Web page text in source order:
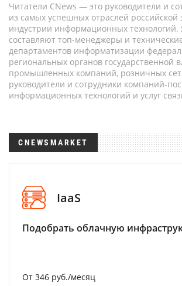
Читатели CNews — это руководители и
из самых успешных отраслей российской
индустрии информационных технологий.
составляют топ-менеджеры и
департаментов информатизации
региональных органов государственной
промышленных компаний, розничных
руководители и сотрудники компаний-
информационных технологий и услуг
CNEWSMARKET
IaaS
Подобрать облачную
От 346 руб./месяц